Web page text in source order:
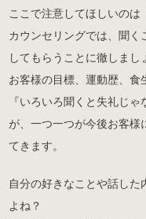
ここで注意してほしいのは
カウンセリングでは、聞
してもらうことに徹しまし
お客様の目標、運動歴、食
『いろいろ聞くと失礼じ
が、一つ一つが今後お客様
てきます。
自分の好きなことや話し
よね？